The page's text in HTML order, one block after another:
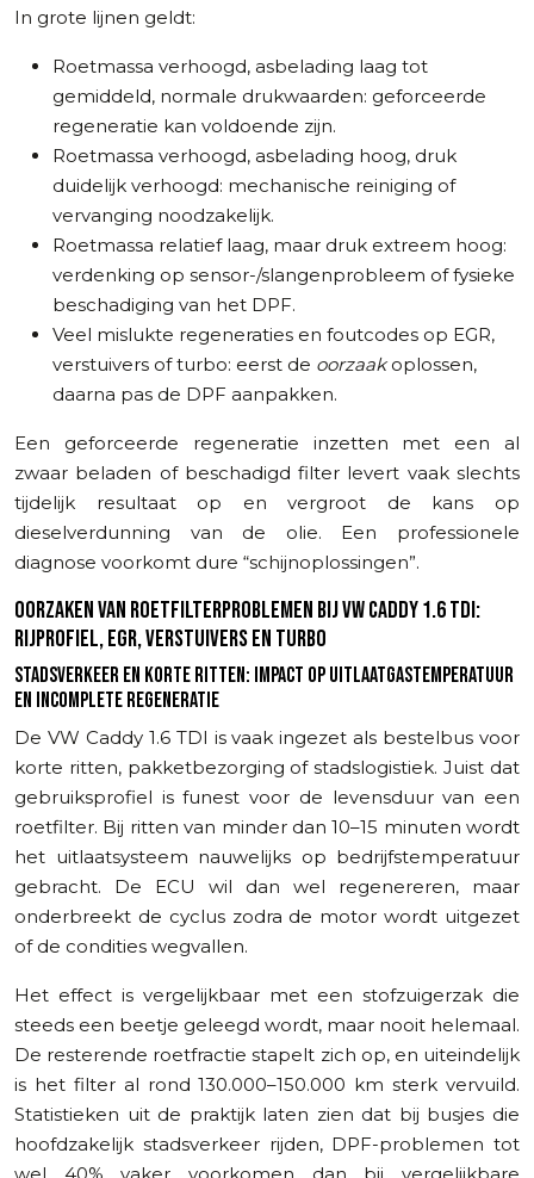
In grote lijnen geldt:
Roetmassa verhoogd, asbelading laag tot
gemiddeld, normale drukwaarden: geforceerde
regeneratie kan voldoende zijn.
Roetmassa verhoogd, asbelading hoog, druk
duidelijk verhoogd: mechanische reiniging of
vervanging noodzakelijk.
Roetmassa relatief laag, maar druk extreem hoog:
verdenking op sensor-/slangenprobleem of fysieke
beschadiging van het DPF.
Veel mislukte regeneraties en foutcodes op EGR,
verstuivers of turbo: eerst de oorzaakoplossen,
daarna pas de DPF aanpakken.
Een geforceerde regeneratie inzetten met een al
zwaar beladen of beschadigd filter levert vaak slechts
tijdelijk resultaat op en vergroot de kans op
dieselverdunning van de olie. Een professionele
diagnose voorkomt dure “schijnoplossingen”.
OORZAKEN VAN ROETFILTERPROBLEMEN BIJ VW CADDY 1.6 TDI:
RIJPROFIEL, EGR, VERSTUIVERS EN TURBO
STADSVERKEER EN KORTE RITTEN: IMPACT OP UITLAATGASTEMPERATUUR
EN INCOMPLETE REGENERATIE
De VW Caddy 1.6 TDI is vaak ingezet als bestelbus voor
korte ritten, pakketbezorging of stadslogistiek. Juist dat
gebruiksprofiel is funest voor de levensduur van een
roetfilter. Bij ritten van minder dan 10–15 minuten wordt
het uitlaatsysteem nauwelijks op bedrijfstemperatuur
gebracht. De ECU wil dan wel regenereren, maar
onderbreekt de cyclus zodra de motor wordt uitgezet
of de condities wegvallen.
Het effect is vergelijkbaar met een stofzuigerzak die
steeds een beetje geleegd wordt, maar nooit helemaal.
De resterende roetfractie stapelt zich op, en uiteindelijk
is het filter al rond 130.000–150.000 km sterk vervuild.
Statistieken uit de praktijk laten zien dat bij busjes die
hoofdzakelijk stadsverkeer rijden, DPF-problemen tot